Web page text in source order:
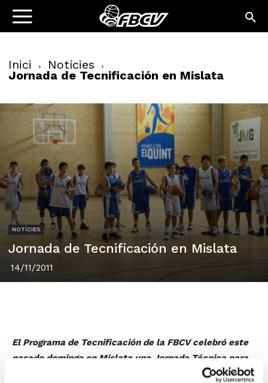
Inici Notícies
Jornada de Tecnificación en Mislata
NOTÍCIES
Jornada de Tecnificación en Mislata
14/11/2011
El Programa de Tecnificación de la FBCV celebró este
pasado domingo en Mislata una Jornada Técnica para
los jugadores/as de la generación del 2000, es decir,